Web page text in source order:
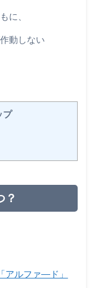
に、
動しない
プ
？
「アルファ―ド」